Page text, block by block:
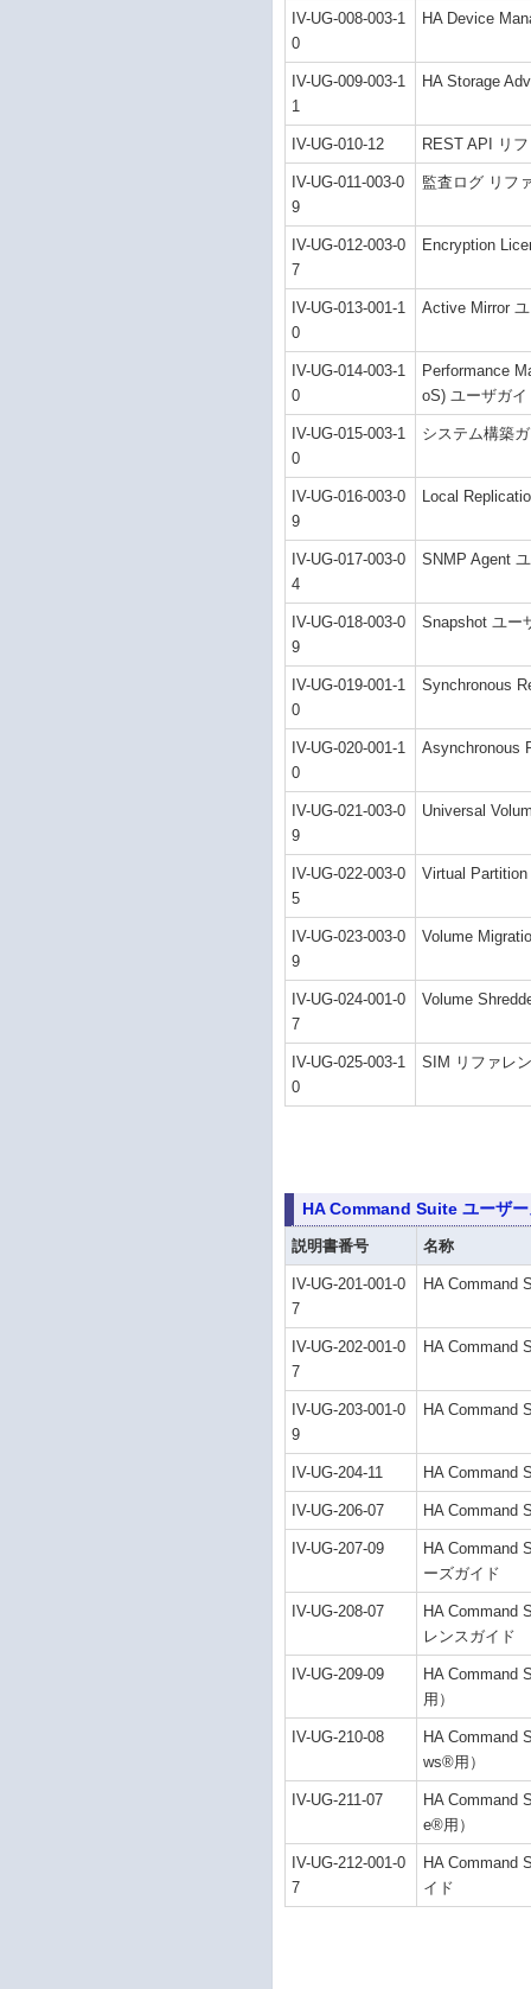
IV-UG-008-003-1
0
HA Device
IV-UG-009-003-1
1
HA Storage
IV-UG-010-12 REST API リ
IV-UG-011-003-0
9
監査ログ リフ
IV-UG-012-003-0
7
Encryption
IV-UG-013-001-1
0
Active Mirror
IV-UG-014-003-1
0
Performance
oS) ユーザガイ
IV-UG-015-003-1
0
システム構築
IV-UG-016-003-0
9
Local
IV-UG-017-003-0
4
SNMP Agent
IV-UG-018-003-0
9
Snapshot ユー
IV-UG-019-001-1
0
Synchronous
IV-UG-020-001-1
0
Asynchronous
IV-UG-021-003-0
9
Universal
IV-UG-022-003-0
5
Virtual
IV-UG-023-003-0
9
Volume
IV-UG-024-001-0
7
Volume
IV-UG-025-003-1
0
SIM リファレ
HA Command Suite ユーザ
説明書番号 名称
IV-UG-201-001-0
7
HA Command
IV-UG-202-001-0
7
HA Command
IV-UG-203-001-0
9
HA Command
IV-UG-204-11 HA Command
IV-UG-206-07 HA Command
IV-UG-207-09
HA Command
ーズガイド
IV-UG-208-07
HA Command
レンスガイド
IV-UG-209-09
HA Command
用）
IV-UG-210-08
HA Command
ws®用）
IV-UG-211-07
HA Command
e®用）
IV-UG-212-001-0
7
HA Command
イド